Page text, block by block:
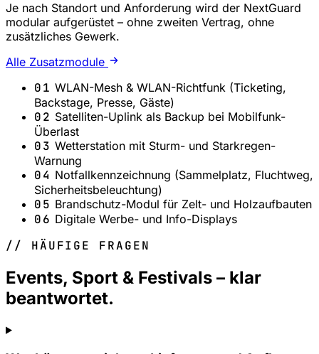
Je nach Standort und Anforderung wird der NextGuard
modular aufgerüstet – ohne zweiten Vertrag, ohne
zusätzliches Gewerk.
Alle Zusatzmodule
01 WLAN-Mesh & WLAN-Richtfunk (Ticketing,
Backstage, Presse, Gäste)
02 Satelliten-Uplink als Backup bei Mobilfunk-
Überlast
03 Wetterstation mit Sturm- und Starkregen-
Warnung
04 Notfallkennzeichnung (Sammelplatz, Fluchtweg,
Sicherheitsbeleuchtung)
05 Brandschutz-Modul für Zelt- und Holzaufbauten
06 Digitale Werbe- und Info-Displays
// HÄUFIGE FRAGEN
Events, Sport & Festivals – klar
beantwortet.